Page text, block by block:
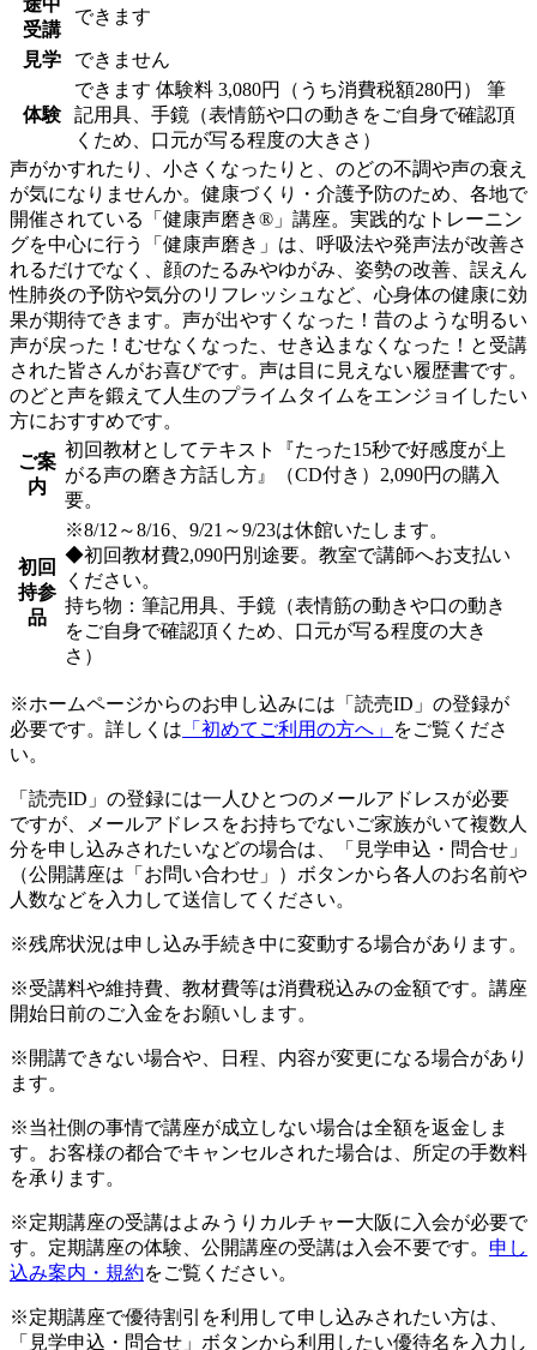
受講
できます
見学 できません
体験
できます 体験料 3,080円（うち消費税額280円） 筆
記用具、手鏡（表情筋や口の動きをご自身で確認頂
くため、口元が写る程度の大きさ）
声がかすれたり、小さくなったりと、のどの不調や声の衰え
が気になりませんか。健康づくり・介護予防のため、各地で
開催されている「健康声磨き®」講座。実践的なトレーニン
グを中心に行う「健康声磨き」は、呼吸法や発声法が改善さ
れるだけでなく、顔のたるみやゆがみ、姿勢の改善、誤えん
性肺炎の予防や気分のリフレッシュなど、心身体の健康に効
果が期待できます。声が出やすくなった！昔のような明るい
声が戻った！むせなくなった、せき込まなくなった！と受講
された皆さんがお喜びです。声は目に見えない履歴書です。
のどと声を鍛えて人生のプライムタイムをエンジョイしたい
方におすすめです。
ご案
内
初回教材としてテキスト『たった15秒で好感度が上
がる声の磨き方話し方』（CD付き）2,090円の購入
要。
初回
持参
品
※8/12～8/16、9/21～9/23は休館いたします。
◆初回教材費2,090円別途要。教室で講師へお支払い
ください。
持ち物：筆記用具、手鏡（表情筋の動きや口の動き
をご自身で確認頂くため、口元が写る程度の大き
さ）
※ホームページからのお申し込みには「読売ID」の登録が
必要です。詳しくは 「初めてご利用の方へ」
をご覧くださ
い。
「読売ID」の登録には一人ひとつのメールアドレスが必要
ですが、メールアドレスをお持ちでないご家族がいて複数人
分を申し込みされたいなどの場合は、「見学申込・問合せ」
（公開講座は「お問い合わせ」）ボタンから各人のお名前や
人数などを入力して送信してください。
※残席状況は申し込み手続き中に変動する場合があります。
※受講料や維持費、教材費等は消費税込みの金額です。講座
開始日前のご入金をお願いします。
※開講できない場合や、日程、内容が変更になる場合があり
ます。
※当社側の事情で講座が成立しない場合は全額を返金しま
す。お客様の都合でキャンセルされた場合は、所定の手数料
を承ります。
※定期講座の受講はよみうりカルチャー大阪に入会が必要で
す。定期講座の体験、公開講座の受講は入会不要です。 申し
込み案内・規約をご覧ください。
※定期講座で優待割引を利用して申し込みされたい方は、
「見学申込・問合せ」ボタンから利用したい優待名を入力し